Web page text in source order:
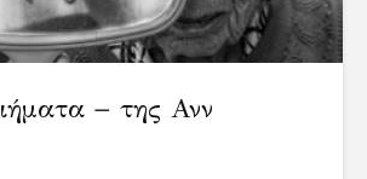
− της Ανν